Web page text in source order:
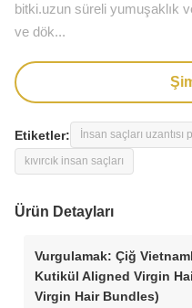
bitki.uzun süreli yumuşaklık
ve dök...
Etiketler: İnsan saçları uzantısı
kıvırcık insan saçları
Ürün Detayları
Vurgulamak: Çiğ
Kutikül Aligned Virgin
Virgin Hair Bundles)